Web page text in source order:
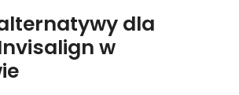
dla
w